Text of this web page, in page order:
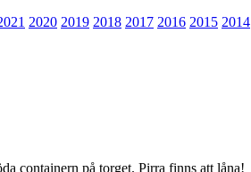
2020 2019 2018 2017 2016 2015 2014
containern på torget. Pirra finns att låna!